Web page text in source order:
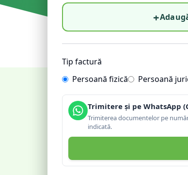
+
Tip factură
Persoană fizică
Persoană
Trimitere și pe WhatsApp
Trimiterea documentelor pe
indicată.